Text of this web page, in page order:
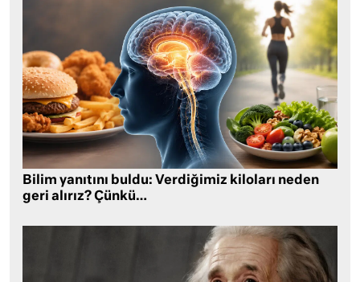
Bilim yanıtını buldu: Verdiğimiz kiloları neden
geri alırız? Çünkü…